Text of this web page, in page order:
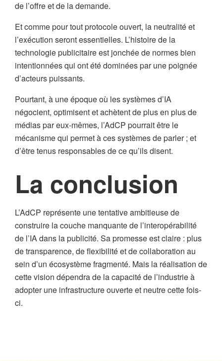
de l’offre et de la demande.
Et comme pour tout protocole ouvert, la neutralité et
l’exécution seront essentielles. L’histoire de la
technologie publicitaire est jonchée de normes bien
intentionnées qui ont été dominées par une poignée
d’acteurs puissants.
Pourtant, à une époque où les systèmes d’IA
négocient, optimisent et achètent de plus en plus de
médias par eux-mêmes, l’AdCP pourrait être le
mécanisme qui permet à ces systèmes de parler ; et
d’être tenus responsables de ce qu’ils disent.
La conclusion
L’AdCP représente une tentative ambitieuse de
construire la couche manquante de l’interopérabilité
de l’IA dans la publicité. Sa promesse est claire : plus
de transparence, de flexibilité et de collaboration au
sein d’un écosystème fragmenté. Mais la réalisation de
cette vision dépendra de la capacité de l’industrie à
adopter une infrastructure ouverte et neutre cette fois-
ci.